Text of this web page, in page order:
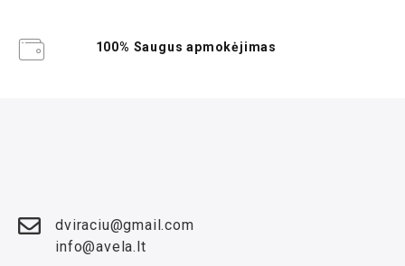
100% Saugus apmokėjimas
dviraciu@gmail.com
info@avela.lt